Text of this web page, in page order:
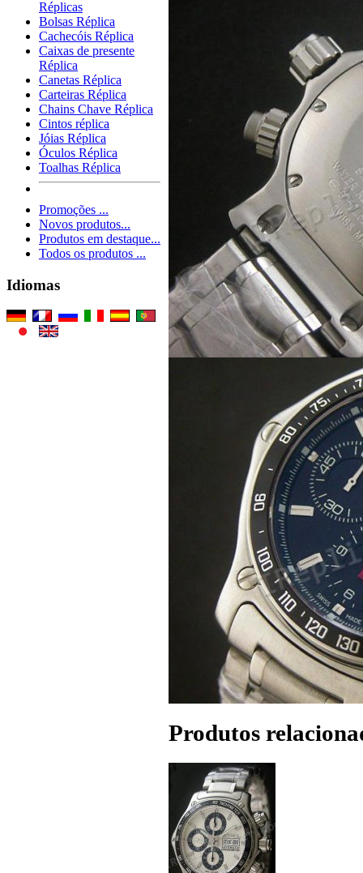
Réplicas
Bolsas Réplica
Cachecóis Réplica
Caixas de presente
Réplica
Canetas Réplica
Carteiras Réplica
Chains Chave Réplica
Cintos réplica
Jóias Réplica
Óculos Réplica
Toalhas Réplica
Promoções ...
Novos produtos...
Produtos em destaque...
Todos os produtos ...
Idiomas
Produtos